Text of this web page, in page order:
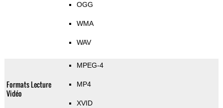
OGG
WMA
WAV
Formats Lecture
Vidéo
MPEG-4
MP4
XVID